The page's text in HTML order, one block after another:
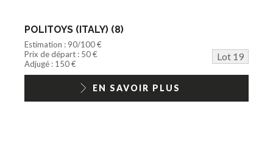
POLITOYS (ITALY) (8)
Estimation : 90/100 €
Prix de départ : 50 €
Lot 19
Adjugé : 150 €
EN SAVOIR PLUS